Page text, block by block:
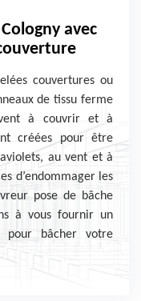
avec
couvertures ou
de tissu ferme
à couvrir et à
créées pour être
au vent et à
d’endommager les
pose de bâche
à vous fournir un
pour bâcher votre